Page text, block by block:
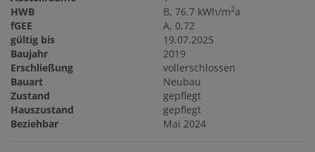
HWB
B, 76.7 kWh/m2a
fGEE
A, 0,72
gültig bis
19.07.2025
Baujahr
2019
Erschließung
vollerschlossen
Bauart
Neubau
Zustand
gepflegt
Hauszustand
gepflegt
Beziehbar
Mai 2024